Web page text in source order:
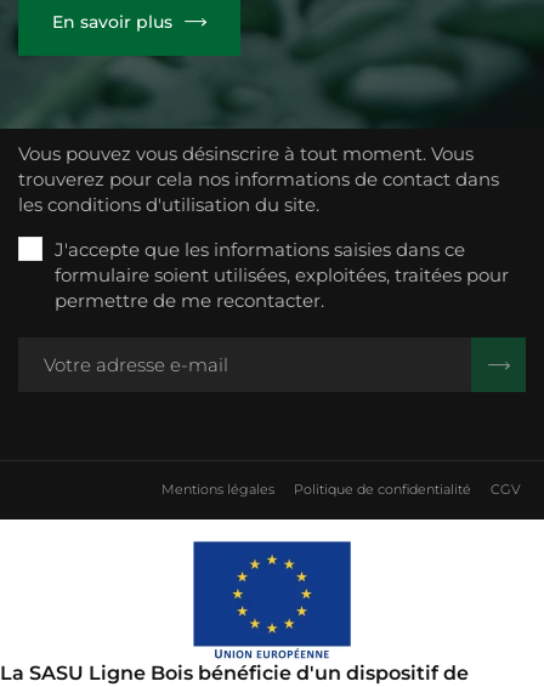
En savoir plus
Vous pouvez vous désinscrire à tout moment. Vous
trouverez pour cela nos informations de contact dans
les conditions d'utilisation du site.
J'accepte que les informations saisies dans ce
formulaire soient utilisées, exploitées, traitées pour
permettre de me recontacter.
Mentions légales Politique de confidentialité CGV
La SASU Ligne Bois bénéficie d'un dispositif de